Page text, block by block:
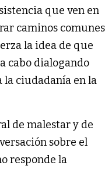
que ven en
caminos comunes
la idea de que
cabo dialogando
la ciudadanía en la
de malestar y de
sobre el
responde la